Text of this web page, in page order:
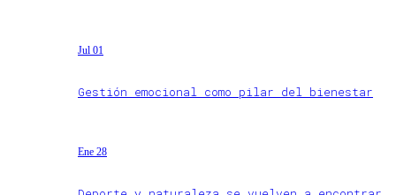
Jul 01
Gestión emocional como pilar del bienestar
Ene 28